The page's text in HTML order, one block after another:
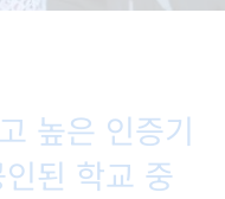
높은 인증기
된 학교 중